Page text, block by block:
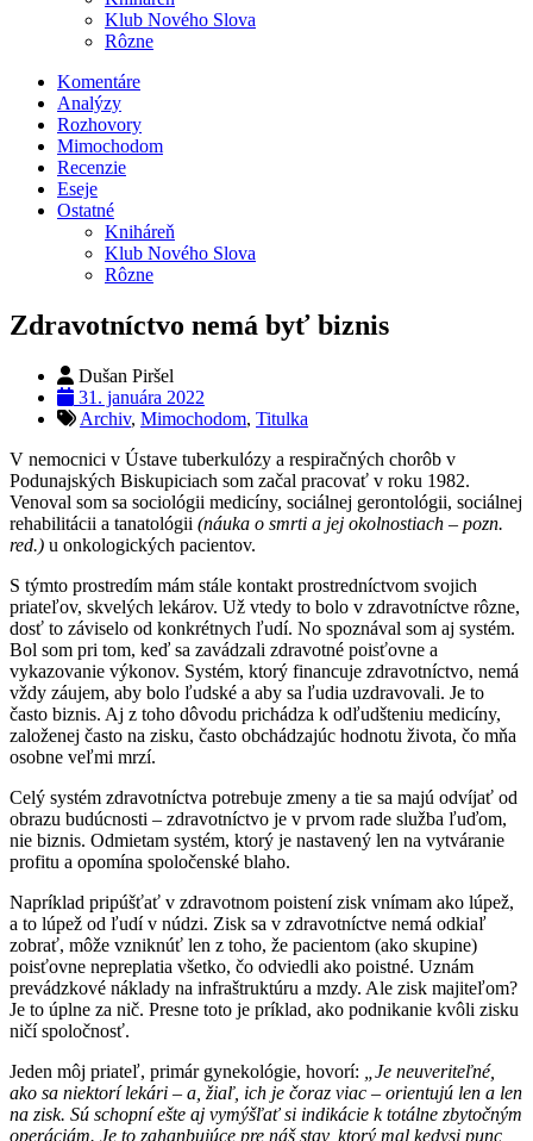
Klub Nového Slova
Rôzne
Komentáre
Analýzy
Rozhovory
Mimochodom
Recenzie
Eseje
Ostatné
Kniháreň
Klub Nového Slova
Rôzne
Zdravotníctvo nemá byť biznis
Dušan Piršel
31. januára 2022
Archiv, Mimochodom, Titulka
V nemocnici v Ústave tuberkulózy a respiračných chorôb v
Podunajských Biskupiciach som začal pracovať v roku 1982.
Venoval som sa sociológii medicíny, sociálnej gerontológii, sociálnej
rehabilitácii a tanatológii (náuka o smrti a jej okolnostiach – pozn.
red.) u onkologických pacientov.
S týmto prostredím mám stále kontakt prostredníctvom svojich
priateľov, skvelých lekárov. Už vtedy to bolo v zdravotníctve rôzne,
dosť to záviselo od konkrétnych ľudí. No spoznával som aj systém.
Bol som pri tom, keď sa zavádzali zdravotné poisťovne a
vykazovanie výkonov. Systém, ktorý financuje zdravotníctvo, nemá
vždy záujem, aby bolo ľudské a aby sa ľudia uzdravovali. Je to
často biznis. Aj z toho dôvodu prichádza k odľudšteniu medicíny,
založenej často na zisku, často obchádzajúc hodnotu života, čo mňa
osobne veľmi mrzí.
Celý systém zdravotníctva potrebuje zmeny a tie sa majú odvíjať od
obrazu budúcnosti – zdravotníctvo je v prvom rade služba ľuďom,
nie biznis. Odmietam systém, ktorý je nastavený len na vytváranie
profitu a opomína spoločenské blaho.
Napríklad pripúšťať v zdravotnom poistení zisk vnímam ako lúpež,
a to lúpež od ľudí v núdzi. Zisk sa v zdravotníctve nemá odkiaľ
zobrať, môže vzniknúť len z toho, že pacientom (ako skupine)
poisťovne nepreplatia všetko, čo odviedli ako poistné. Uznám
prevádzkové náklady na infraštruktúru a mzdy. Ale zisk majiteľom?
Je to úplne za nič. Presne toto je príklad, ako podnikanie kvôli zisku
ničí spoločnosť.
Jeden môj priateľ, primár gynekológie, hovorí:
„Je neuveriteľné,
ako sa niektorí lekári – a, žiaľ, ich je čoraz viac – orientujú len a len
na zisk. Sú schopní ešte aj vymýšľať si indikácie k totálne zbytočným
operáciám. Je to zahanbujúce pre náš stav, ktorý mal kedysi punc